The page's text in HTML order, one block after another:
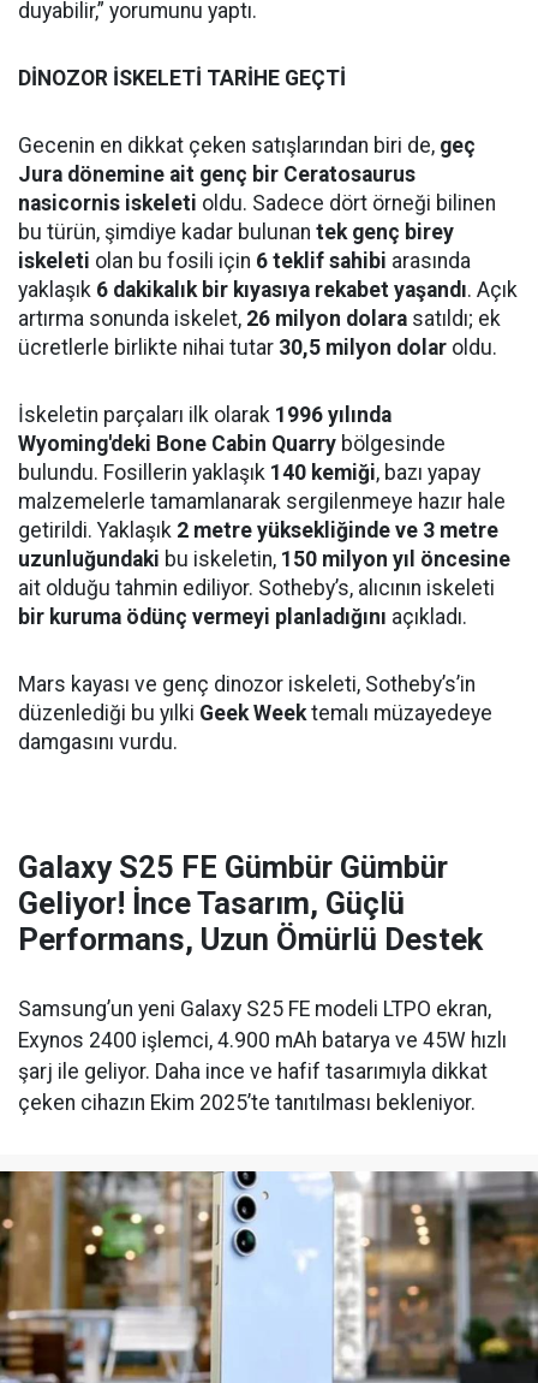
duyabilir,” yorumunu yaptı.
DİNOZOR İSKELETİ TARİHE GEÇTİ
Gecenin en dikkat çeken satışlarından biri de, geç
Jura dönemine ait genç bir Ceratosaurus
nasicornis iskeleti oldu. Sadece dört örneği bilinen
bu türün, şimdiye kadar bulunan tek genç birey
iskeleti olan bu fosili için 6 teklif sahibi arasında
yaklaşık 6 dakikalık bir kıyasıya rekabet yaşandı. Açık
artırma sonunda iskelet, 26 milyon dolara satıldı; ek
ücretlerle birlikte nihai tutar 30,5 milyon dolar oldu.
İskeletin parçaları ilk olarak 1996 yılında
Wyoming'deki Bone Cabin Quarry bölgesinde
bulundu. Fosillerin yaklaşık 140 kemiği, bazı yapay
malzemelerle tamamlanarak sergilenmeye hazır hale
getirildi. Yaklaşık 2 metre yüksekliğinde ve 3 metre
uzunluğundaki bu iskeletin, 150 milyon yıl öncesine
ait olduğu tahmin ediliyor. Sotheby’s, alıcının iskeleti
bir kuruma ödünç vermeyi planladığını açıkladı.
Mars kayası ve genç dinozor iskeleti, Sotheby’s’in
düzenlediği bu yılki Geek Weektemalı müzayedeye
damgasını vurdu.
Galaxy S25 FE Gümbür Gümbür
Geliyor! İnce Tasarım, Güçlü
Performans, Uzun Ömürlü Destek
Samsung’un yeni Galaxy S25 FE modeli LTPO ekran,
Exynos 2400 işlemci, 4.900 mAh batarya ve 45W hızlı
şarj ile geliyor. Daha ince ve hafif tasarımıyla dikkat
çeken cihazın Ekim 2025’te tanıtılması bekleniyor.